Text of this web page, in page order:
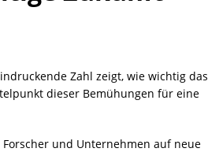
Zahl zeigt, wie wichtig das
dieser Bemühungen für eine
und Unternehmen auf neue